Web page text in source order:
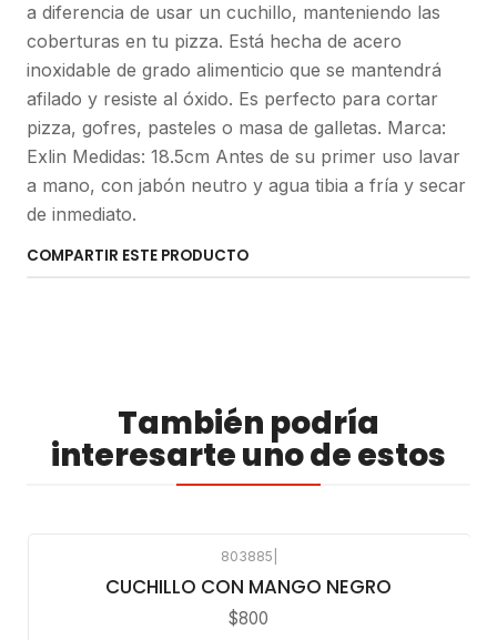
a diferencia de usar un cuchillo, manteniendo las
coberturas en tu pizza. Está hecha de acero
inoxidable de grado alimenticio que se mantendrá
afilado y resiste al óxido. Es perfecto para cortar
pizza, gofres, pasteles o masa de galletas. Marca:
Exlin Medidas: 18.5cm Antes de su primer uso lavar
a mano, con jabón neutro y agua tibia a fría y secar
de inmediato.
COMPARTIR ESTE PRODUCTO
También podría
interesarte uno de estos
803885
CUCHILLO CON MANGO NEGRO
$800